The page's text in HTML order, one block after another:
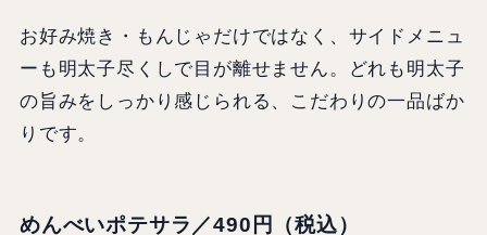
お好み焼き・もんじゃだけではなく、サイドメニュ
ーも明太子尽くしで目が離せません。どれも明太子
の旨みをしっかり感じられる、こだわりの一品ばか
りです。
めんべいポテサラ／490円（税込）